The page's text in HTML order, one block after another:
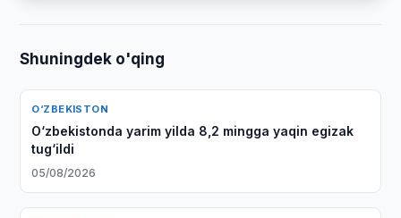
Shuningdek o'qing
O‘ZBEKISTON
O‘zbekistonda yarim yilda 8,2 mingga yaqin egizak
tug‘ildi
05/08/2026